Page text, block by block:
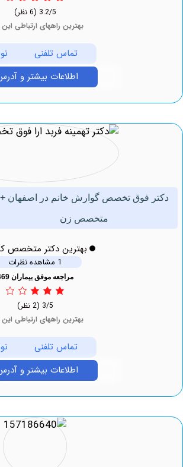
بهترین راههای ارتباطی این دکتر
تماس تلفنی
نوبت دهی
اطلاعات بیشتر و آدرس
فوق تخصص گوارش خانم در اصفهان +
متخصص زن
بهترین دکتر متخصص کبد زنجان
مراجعه موفق بیماران 469
بهترین راههای ارتباطی این دکتر
تماس تلفنی
نوبت دهی
اطلاعات بیشتر و آدرس